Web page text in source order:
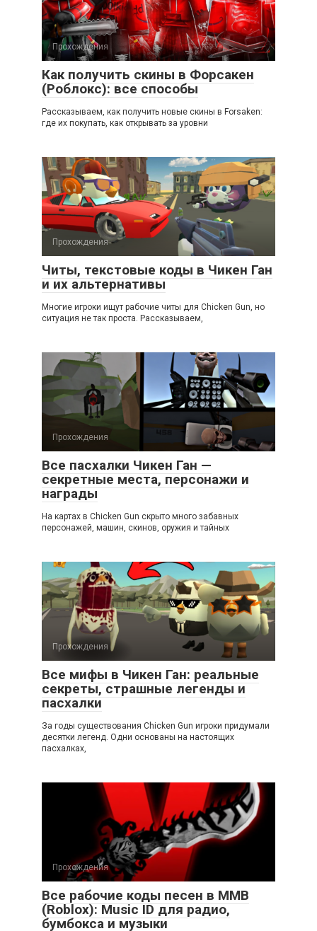
Прохождения
Как получить скины в Форсакен
(Роблокс): все способы
Рассказываем, как получить новые скины в Forsaken:
где их покупать, как открывать за уровни
Прохождения
Читы, текстовые коды в Чикен Ган
и их альтернативы
Многие игроки ищут рабочие читы для Chicken Gun, но
ситуация не так проста. Рассказываем,
Прохождения
Все пасхалки Чикен Ган —
секретные места, персонажи и
награды
На картах в Chicken Gun скрыто много забавных
персонажей, машин, скинов, оружия и тайных
Прохождения
Все мифы в Чикен Ган: реальные
секреты, страшные легенды и
пасхалки
За годы существования Chicken Gun игроки придумали
десятки легенд. Одни основаны на настоящих
пасхалках,
Прохождения
Все рабочие коды песен в ММВ
(Roblox): Music ID для радио,
бумбокса и музыки